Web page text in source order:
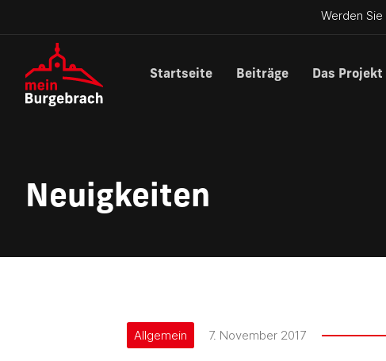
Werden
Startseite Beiträge Das Projekt
Neuigkeiten
Allgemein 7. November 2017